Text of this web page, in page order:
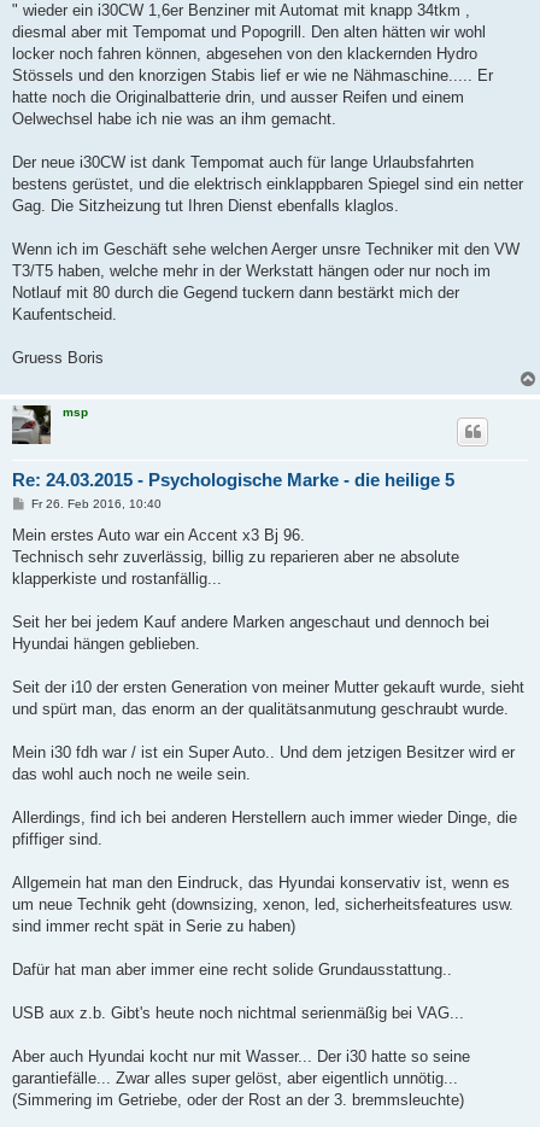
" wieder ein i30CW 1,6er Benziner mit Automat mit knapp 34tkm ,
diesmal aber mit Tempomat und Popogrill. Den alten hätten wir wohl
locker noch fahren können, abgesehen von den klackernden Hydro
Stössels und den knorzigen Stabis lief er wie ne Nähmaschine..... Er
hatte noch die Originalbatterie drin, und ausser Reifen und einem
Oelwechsel habe ich nie was an ihm gemacht.
Der neue i30CW ist dank Tempomat auch für lange Urlaubsfahrten
bestens gerüstet, und die elektrisch einklappbaren Spiegel sind ein netter
Gag. Die Sitzheizung tut Ihren Dienst ebenfalls klaglos.
Wenn ich im Geschäft sehe welchen Aerger unsre Techniker mit den VW
T3/T5 haben, welche mehr in der Werkstatt hängen oder nur noch im
Notlauf mit 80 durch die Gegend tuckern dann bestärkt mich der
Kaufentscheid.
Gruess Boris
msp
Re: 24.03.2015 - Psychologische Marke - die heilige 5
B
i
r
a
g
Fr 26. Feb 2016, 10:40
Mein erstes Auto war ein Accent x3 Bj 96.
Technisch sehr zuverlässig, billig zu reparieren aber ne absolute
klapperkiste und rostanfällig...
Seit her bei jedem Kauf andere Marken angeschaut und dennoch bei
Hyundai hängen geblieben.
Seit der i10 der ersten Generation von meiner Mutter gekauft wurde, sieht
und spürt man, das enorm an der qualitätsanmutung geschraubt wurde.
Mein i30 fdh war / ist ein Super Auto.. Und dem jetzigen Besitzer wird er
das wohl auch noch ne weile sein.
Allerdings, find ich bei anderen Herstellern auch immer wieder Dinge, die
pfiffiger sind.
Allgemein hat man den Eindruck, das Hyundai konservativ ist, wenn es
um neue Technik geht (downsizing, xenon, led, sicherheitsfeatures usw.
sind immer recht spät in Serie zu haben)
Dafür hat man aber immer eine recht solide Grundausstattung..
USB aux z.b. Gibt's heute noch nichtmal serienmäßig bei VAG...
Aber auch Hyundai kocht nur mit Wasser... Der i30 hatte so seine
garantiefälle... Zwar alles super gelöst, aber eigentlich unnötig...
(Simmering im Getriebe, oder der Rost an der 3. bremmsleuchte)